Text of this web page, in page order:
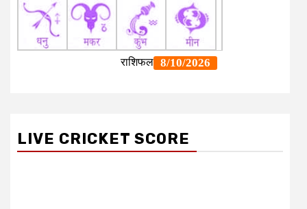
LIVE CRICKET SCORE